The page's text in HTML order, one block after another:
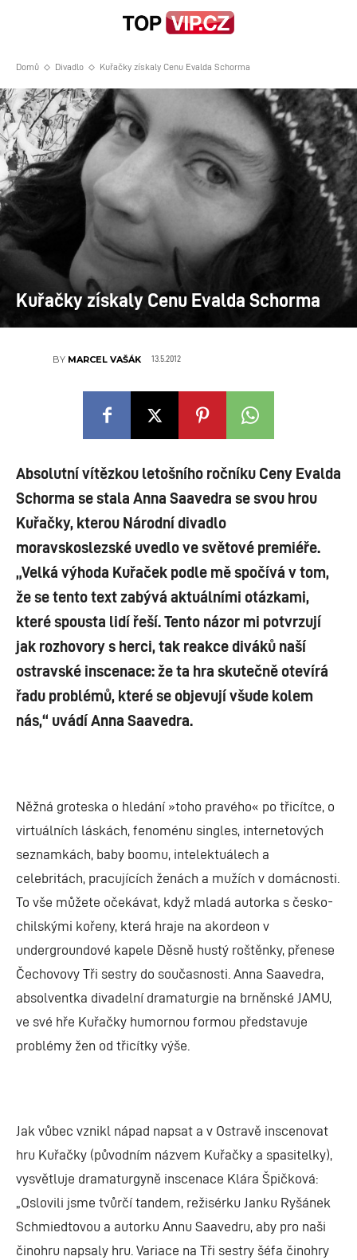
Domů Divadlo Kuřačky získaly Cenu Evalda Schorma
Kuřačky získaly Cenu Evalda Schorma
BY MARCEL VAŠÁK 13.5.2012
Absolutní vítězkou letošního ročníku Ceny Evalda
Schorma se stala Anna Saavedra se svou hrou
Kuřačky, kterou Národní divadlo
moravskoslezské uvedlo ve světové premiéře.
„Velká výhoda Kuřaček podle mě spočívá v tom,
že se tento text zabývá aktuálními otázkami,
které spousta lidí řeší. Tento názor mi potvrzují
jak rozhovory s herci, tak reakce diváků naší
ostravské inscenace: že ta hra skutečně otevírá
řadu problémů, které se objevují všude kolem
nás,“ uvádí Anna Saavedra.
Něžná groteska o hledání »toho pravého« po třicítce, o
virtuálních láskách, fenoménu singles, internetových
seznamkách, baby boomu, intelektuálech a
celebritách, pracujících ženách a mužích v domácnosti.
To vše můžete očekávat, když mladá autorka s česko-
chilskými kořeny, která hraje na akordeon v
undergroundové kapele Děsně hustý roštěnky, přenese
Čechovovy Tři sestry do současnosti. Anna Saavedra,
absolventka divadelní dramaturgie na brněnské JAMU,
ve své hře Kuřačky humornou formou představuje
problémy žen od třicítky výše.
Jak vůbec vznikl nápad napsat a v Ostravě inscenovat
hru Kuřačky (původním názvem Kuřačky a spasitelky),
vysvětluje dramaturgyně inscenace Klára Špičková:
„Oslovili jsme tvůrčí tandem, režisérku Janku Ryšánek
Schmiedtovou a autorku Annu Saavedru, aby pro naši
činohru napsaly hru. Variace na Tři sestry šéfa činohry